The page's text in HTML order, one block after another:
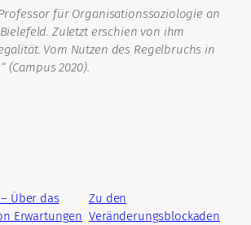
für Organisationssoziologie an
Zuletzt erschien von ihm
Vom Nutzen des Regelbruchs in
(Campus 2020).
Über das
Erwartungen
Zu den
Veränderungsblockaden